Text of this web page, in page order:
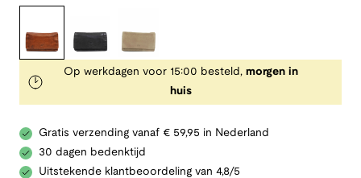
Op werkdagen voor 15:00 besteld, morgen in
huis
Gratis verzending vanaf € 59,95 in Nederland
30 dagen bedenktijd
Uitstekende klantbeoordeling van 4,8/5